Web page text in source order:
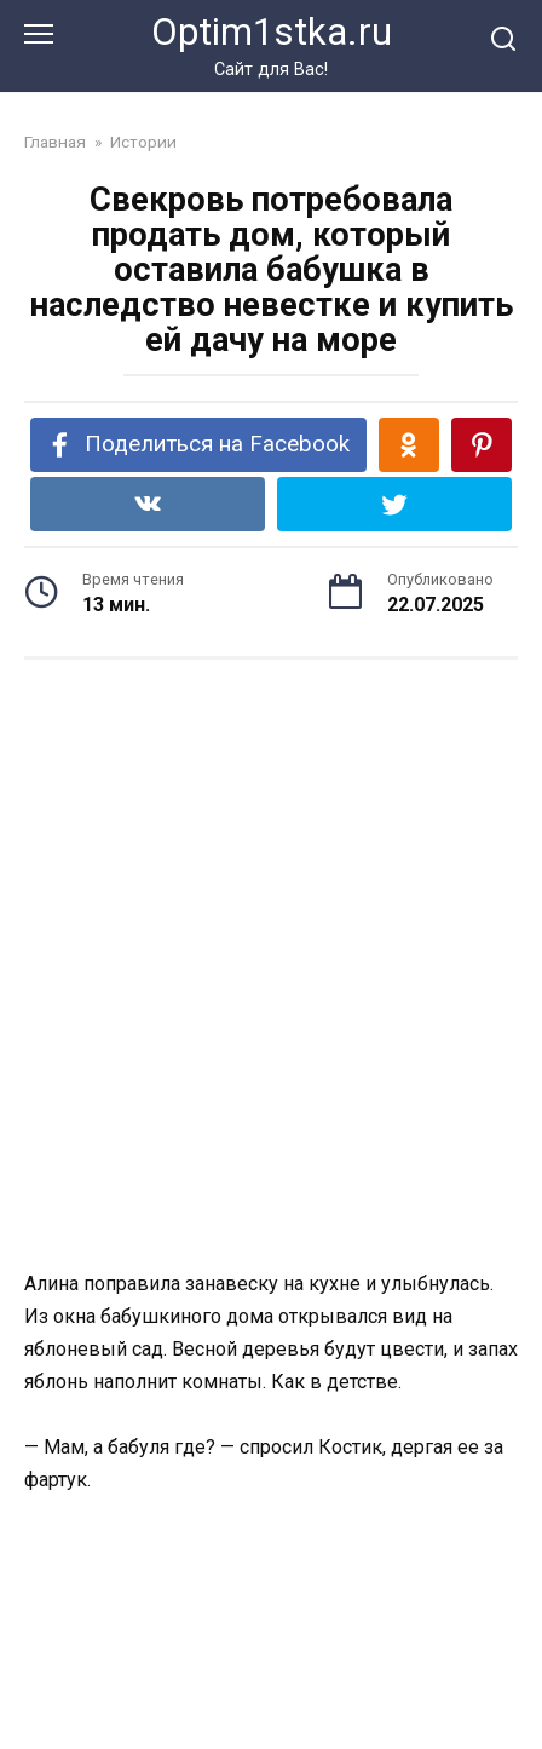
Optim1stka.ru
Сайт для Вас!
Главная » Истории
Свекровь потребовала
продать дом, который
оставила бабушка в
наследство невестке и купить
ей дачу на море
Поделиться на Facebook
Время чтения
13 мин.
Опубликовано
22.07.2025
Алина поправила занавеску на кухне и улыбнулась.
Из окна бабушкиного дома открывался вид на
яблоневый сад. Весной деревья будут цвести, и запах
яблонь наполнит комнаты. Как в детстве.
— Мам, а бабуля где? — спросил Костик, дергая ее за
фартук.